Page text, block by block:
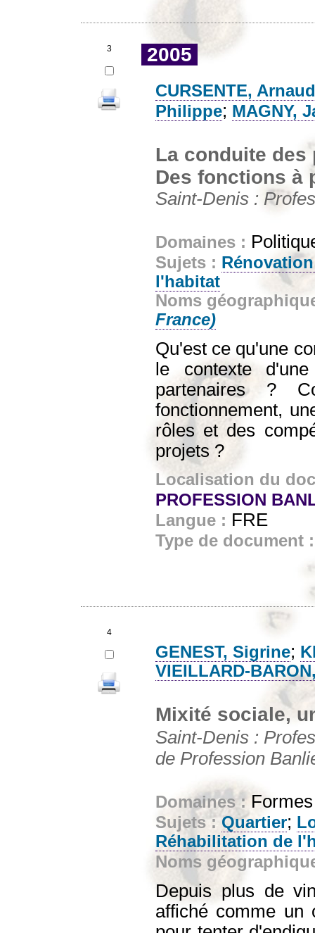
3 2005
CURSENTE, Arnaud
Philippe; MAGNY,
La conduite
Des fonctions à
Saint-Denis :
Domaines :
Sujets :
l'habitat
Noms
France)
Qu'est ce qu'une
le contexte
partenaires ?
fonctionnement,
rôles et des
projets ?
Localisation du
PROFESSION
Langue : FRE
Type de document
4
GENEST, Sigrine;
VIEILLARD-
Mixité sociale,
Saint-Denis :
de Profession
Domaines :
Sujets :Quartier;
Réhabilitation de
Noms
Depuis plus de
affiché comme un